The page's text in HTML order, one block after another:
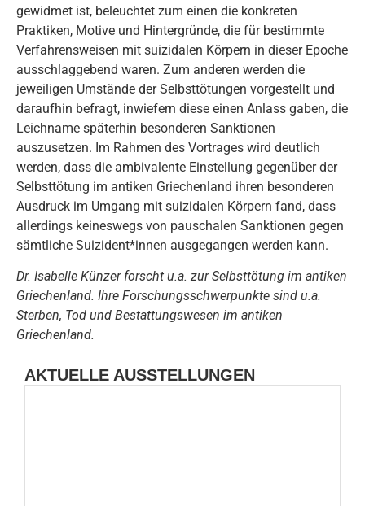
gewidmet ist, beleuchtet zum einen die konkreten
Praktiken, Motive und Hintergründe, die für bestimmte
Verfahrensweisen mit suizidalen Körpern in dieser Epoche
ausschlaggebend waren. Zum anderen werden die
jeweiligen Umstände der Selbsttötungen vorgestellt und
daraufhin befragt, inwiefern diese einen Anlass gaben, die
Leichname späterhin besonderen Sanktionen
auszusetzen. Im Rahmen des Vortrages wird deutlich
werden, dass die ambivalente Einstellung gegenüber der
Selbsttötung im antiken Griechenland ihren besonderen
Ausdruck im Umgang mit suizidalen Körpern fand, dass
allerdings keineswegs von pauschalen Sanktionen gegen
sämtliche Suizident*innen ausgegangen werden kann.
Dr. Isabelle Künzer forscht u.a. zur Selbsttötung im antiken
Griechenland. Ihre Forschungsschwerpunkte sind u.a.
Sterben, Tod und Bestattungswesen im antiken
Griechenland.
AKTUELLE AUSSTELLUNGEN